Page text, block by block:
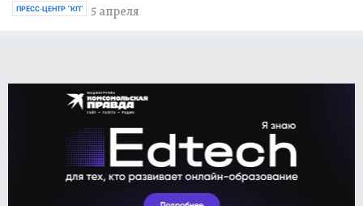
5 апреля
ПРЕСС-ЦЕНТР "КП"